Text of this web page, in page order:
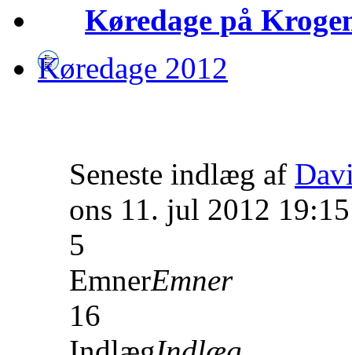
Køredage på
Køredage 2012
Seneste indlæg af
ons 11. jul 2012 19:15
5
EmnerEmner
16